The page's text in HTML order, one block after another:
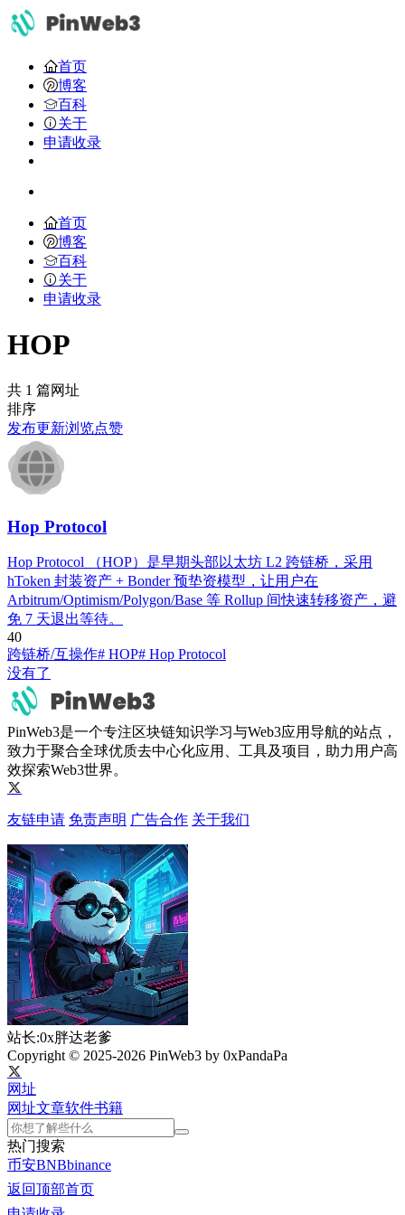
首页
博客
百科
关于
申请收录
首页
博客
百科
关于
申请收录
HOP
共 1 篇网址
排序
发布更新浏览点赞
Hop Protocol
Hop Protocol （HOP）是早期头部以太坊 L2 跨链桥，采用
hToken 封装资产 + Bonder 预垫资模型，让用户在
Arbitrum/Optimism/Polygon/Base 等 Rollup 间快速转移资产，避
免 7 天退出等待。
40
跨链桥/互操作# HOP# Hop Protocol
没有了
PinWeb3是一个专注区块链知识学习与Web3应用导航的站点，
致力于聚合全球优质去中心化应用、工具及项目，助力用户高
效探索Web3世界。
友链申请 免责声明 广告合作 关于我们
站长:0x胖达老爹
Copyright © 2025-2026 PinWeb3 by 0xPandaPa
网址
网址文章软件书籍
热门搜索
币安BNBbinance
返回顶部首页